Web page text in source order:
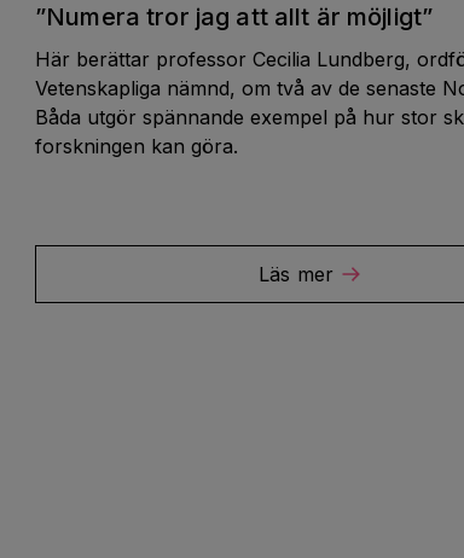
”Numera tror jag att allt är möjligt”
Här berättar professor Cecilia Lundberg,
Vetenskapliga nämnd, om två av de senaste
Båda utgör spännande exempel på hur stor
forskningen kan göra.
Läs mer